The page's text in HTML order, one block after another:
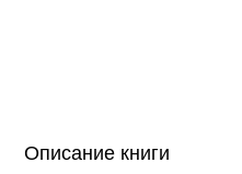
Описание книги